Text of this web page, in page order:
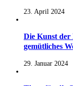
23. April 2024
Die Kunst
gemütliches
29. Januar 2024